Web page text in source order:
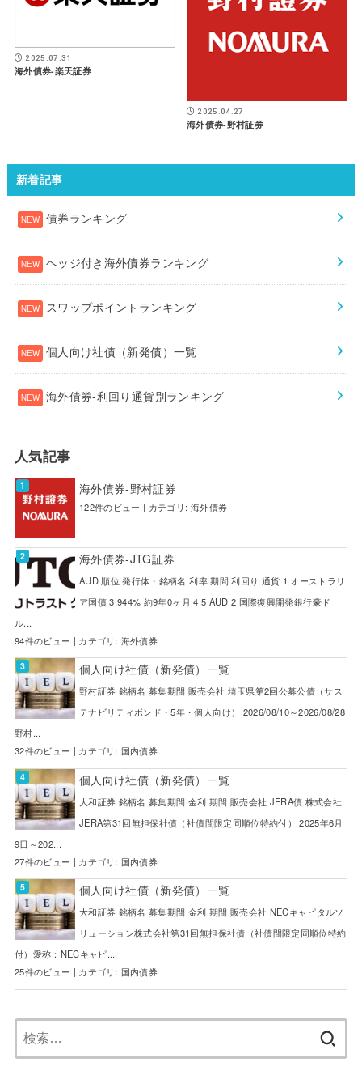
2025.07.31
海外債券-楽天証券
2025.04.27
海外債券-野村証券
新着記事
債券ランキング
ヘッジ付き海外債券ランキング
スワップポイントランキング
個人向け社債（新発債）一覧
海外債券-利回り通貨別ランキング
人気記事
海外債券-野村証券
122件のビュー | カテゴリ: 海外債券
海外債券-JTG証券
AUD 順位 発行体・銘柄名 利率 期間 利回り 通貨 1 オーストラリ
ア国債 3.944% 約9年0ヶ月 4.5 AUD 2 国際復興開発銀行豪ド
ル...
94件のビュー | カテゴリ: 海外債券
個人向け社債（新発債）一覧
野村証券 銘柄名 募集期間 販売会社 埼玉県第2回公募公債（サス
テナビリティボンド・5年・個人向け） 2026/08/10～2026/08/28
野村...
32件のビュー | カテゴリ: 国内債券
個人向け社債（新発債）一覧
大和証券 銘柄名 募集期間 金利 期間 販売会社 JERA債 株式会社
JERA第31回無担保社債（社債間限定同順位特約付） 2025年6月
9日～202...
27件のビュー | カテゴリ: 国内債券
個人向け社債（新発債）一覧
大和証券 銘柄名 募集期間 金利 期間 販売会社 NECキャピタルソ
リューション株式会社第31回無担保社債（社債間限定同順位特約
付）愛称：NECキャピ...
25件のビュー | カテゴリ: 国内債券